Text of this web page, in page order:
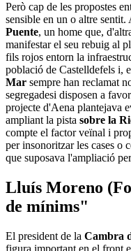
Però cap de les propostes
sensible en un o altre
Puente, un home que,
manifestar el seu rebuig al
fils rojos entorn la
població de Castelldefels i,
Mar sempre han reclamat
segregadesi disposen a
projecte d'Aena plantejava
ampliant la pista sobre la
compte el factor veïnal i
per insonoritzar les cases o
que suposava l'ampliació
Lluís Moreno
de mínims"
El president de la Cambra